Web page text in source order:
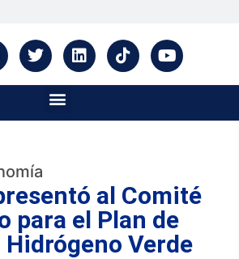
al Comité
para el Plan de
Verde